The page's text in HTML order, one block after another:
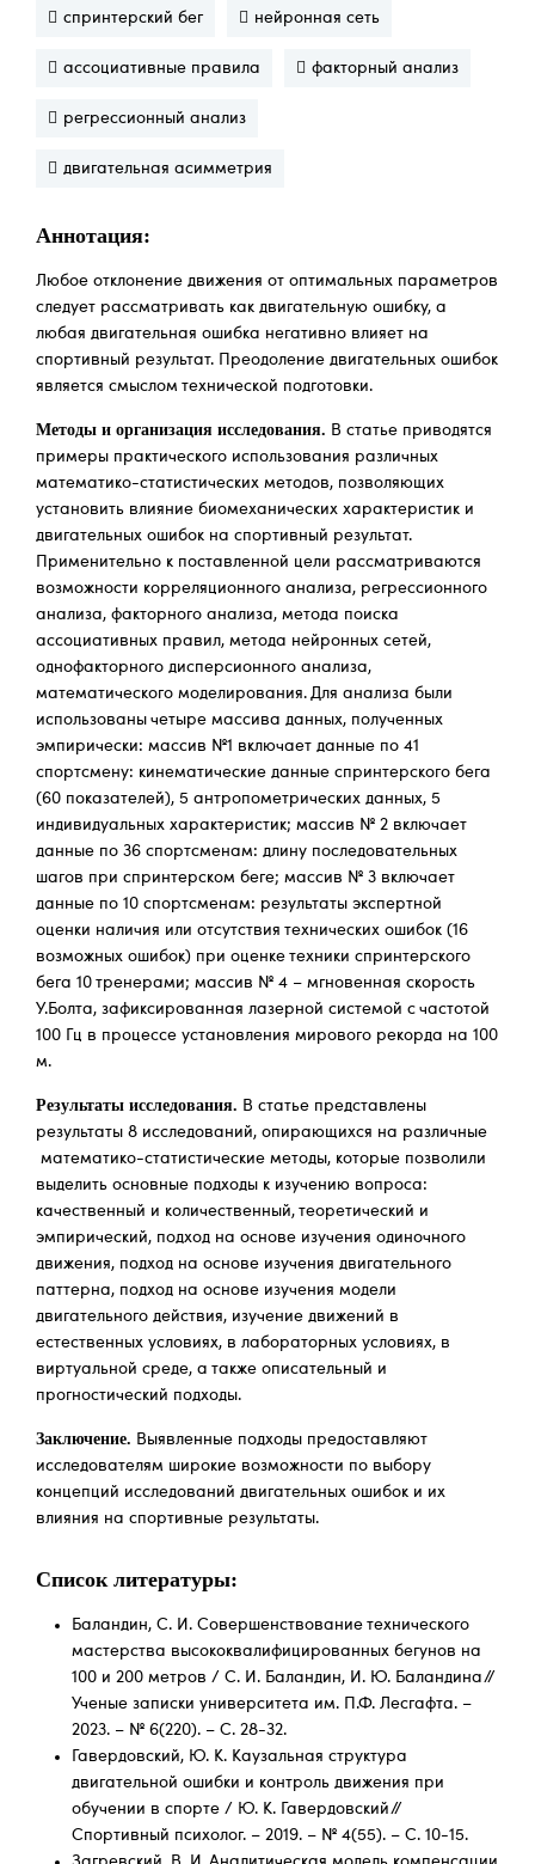
спринтерский бег нейронная сеть
ассоциативные правила факторный анализ
регрессионный анализ
двигательная асимметрия
Аннотация:
Любое отклонение движения от оптимальных параметров
следует рассматривать как двигательную ошибку, а
любая двигательная ошибка негативно влияет на
спортивный результат. Преодоление двигательных ошибок
является смыслом технической подготовки.
Методы и организация исследования. В статье приводятся
примеры практического использования различных
математико-статистических методов, позволяющих
установить влияние биомеханических характеристик и
двигательных ошибок на спортивный результат.
Применительно к поставленной цели рассматриваются
возможности корреляционного анализа, регрессионного
анализа, факторного анализа, метода поиска
ассоциативных правил, метода нейронных сетей,
однофакторного дисперсионного анализа,
математического моделирования. Для анализа были
использованы четыре массива данных, полученных
эмпирически: массив №1 включает данные по 41
спортсмену: кинематические данные спринтерского бега
(60 показателей), 5 антропометрических данных, 5
индивидуальных характеристик; массив № 2 включает
данные по 36 спортсменам: длину последовательных
шагов при спринтерском беге; массив № 3 включает
данные по 10 спортсменам: результаты экспертной
оценки наличия или отсутствия технических ошибок (16
возможных ошибок) при оценке техники спринтерского
бега 10 тренерами; массив № 4 – мгновенная скорость
У.Болта, зафиксированная лазерной системой с частотой
100 Гц в процессе установления мирового рекорда на 100
м.
Результаты исследования. В статье представлены
результаты 8 исследований, опирающихся на различные
математико-статистические методы, которые позволили
выделить основные подходы к изучению вопроса:
качественный и количественный, теоретический и
эмпирический, подход на основе изучения одиночного
движения, подход на основе изучения двигательного
паттерна, подход на основе изучения модели
двигательного действия, изучение движений в
естественных условиях, в лабораторных условиях, в
виртуальной среде, а также описательный и
прогностический подходы.
Заключение. Выявленные подходы предоставляют
исследователям широкие возможности по выбору
концепций исследований двигательных ошибок и их
влияния на спортивные результаты.
Список литературы:
Баландин, С. И. Совершенствование технического
мастерства высококвалифицированных бегунов на
100 и 200 метров / С. И. Баландин, И. Ю. Баландина //
Ученые записки университета им. П.Ф. Лесгафта. –
2023. – № 6(220). – С. 28-32.
Гавердовский, Ю. К. Каузальная структура
двигательной ошибки и контроль движения при
обучении в спорте / Ю. К. Гавердовский //
Спортивный психолог. – 2019. – № 4(55). – С. 10-15.